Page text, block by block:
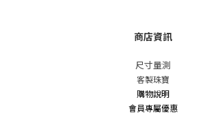
商店資訊
尺寸量測
客製珠寶
購物說明
會員專屬優惠